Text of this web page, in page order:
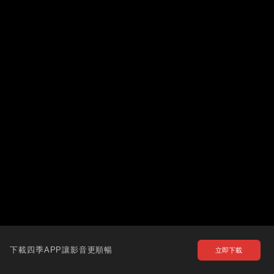
下載四季APP讓影音更順暢 立即下載